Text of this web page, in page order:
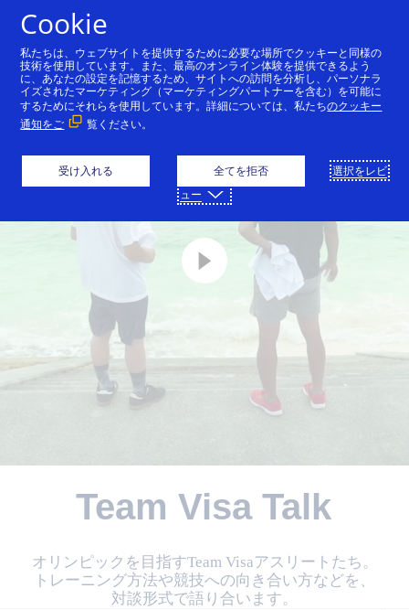
Team Visa Talk
オリンピックを目指すTeam Visaアスリートたち。
トレーニング方法や競技への向き合い方などを、
対談形式で語り合います。
Cookie
私たちは、ウェブサイトを提供するために必要な場所でクッキーと同様の
技術を使用しています。また、最高のオンライン体験を提供できるよう
に、あなたの設定を記憶するため、サイトへの訪問を分析し、パーソナラ
イズされたマーケティング（マーケティングパートナーを含む）を可能に
するためにそれらを使用しています。詳細については、私たちのクッキー
通知をご
覧ください。
受け入れる 全てを拒否
選択をレビ
ュー